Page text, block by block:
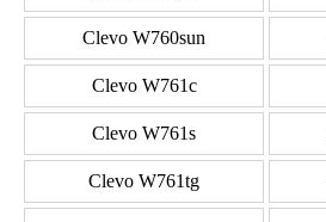
Clevo W760sun
Clevo W761c
Clevo W761s
Clevo W761tg